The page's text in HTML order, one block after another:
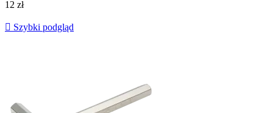
12 zł
 Szybki podgląd